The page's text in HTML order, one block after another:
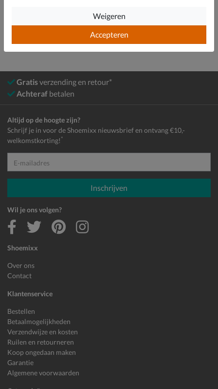
Boots
Gratisverzending en retour*
Achteraf betalen
Shoemixx
Over ons
Contact
Klantenservice
Bestellen
Betaalmogelijkheden
Verzendwijze en kosten
Ruilen en retourneren
Koop ongedaan maken
Garantie
Algemene voorwaarden
Altijd op de hoogte zijn?
Schrijf je in voor de Shoemixx nieuwsbrief en ontvang €10,-
welkomstkorting! *
E-mailadres
Inschrijven
Wil je ons volgen?
Accepteren
Weigeren